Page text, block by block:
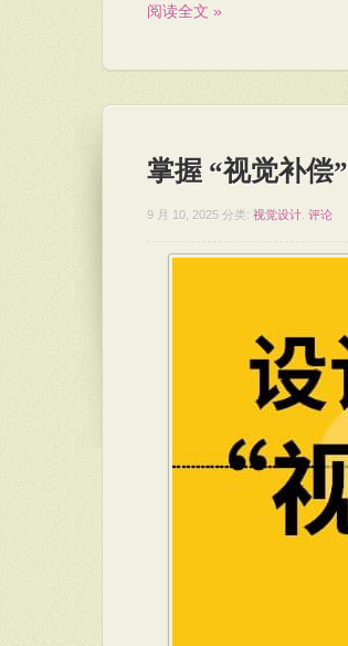
阅读全文 »
掌握 “视觉补偿
9 月 10, 2025 分类: 视觉设计 评论